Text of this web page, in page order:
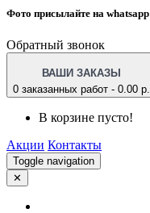
Фото присылайте на whatsapp
Обратный звонок
ВАШИ ЗАКАЗЫ
0 заказанных работ - 0.00 р.
В корзине пусто!
Акции Контакты
Toggle navigation
✕